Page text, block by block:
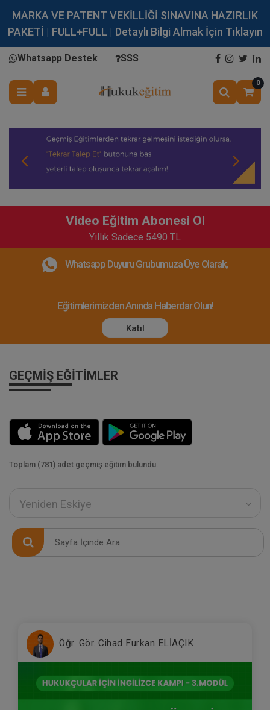
MARKA VE PATENT VEKİLLİĞİ SINAVINA HAZIRLIK
PAKETİ | FULL+FULL | Detaylı Bilgi Almak İçin Tıklayın
Whatsapp Destek SSS
0
Video Eğitim Abonesi Ol
Yıllık Sadece 5490 TL
Whatsapp Duyuru Grubumuza Üye Olarak,
Eğitimlerimizden Anında Haberdar Olun!
Katıl
GEÇMIŞ EĞITIMLER
Toplam (781) adet geçmiş eğitim bulundu.
Yeniden Eskiye
Öğr. Gör. Cihad Furkan ELİAÇIK